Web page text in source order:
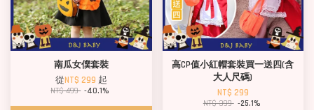
南瓜女僕套裝
從NT$ 299 起
NT$ 499 -40.1%
高CP值小紅帽套裝買一送四(含
大人尺碼)
NT$ 299
NT$ 399 -25.1%